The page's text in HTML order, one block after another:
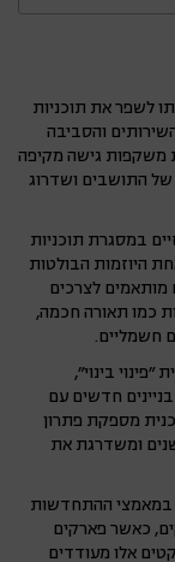
לשפר את תוכניות
והסביבה
משקפות גישה מקיפה
התושבים ושדרוג
במסגרת תוכניות
היוזמות הבולטות
מותאמים לצרכים
כמו תאורה חכמה,
חשמליים.
בינוי",
חדשים עם
מספקת פתרון
ומשדרגת את
במאמצי ההתחדשות
כאשר פארקים
אלו מעודדים